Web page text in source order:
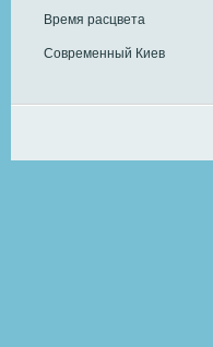
Время расцвета
Современный Киев